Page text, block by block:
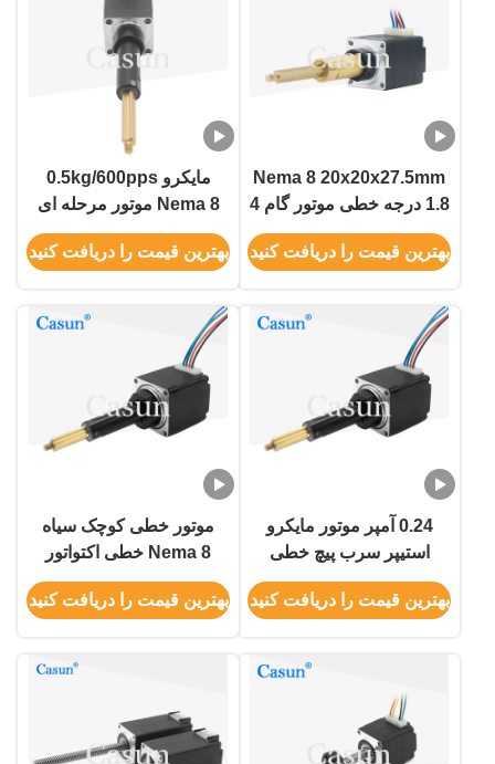
Nema 8 20x20x27.5mm
1.8 درجه خطی موتور گام 4
سیم برای تجهیزات زیبایی
بهترین قیمت را دریافت کنید
مایکرو 0.5kg/600pps
Nema 8 موتور مرحله ای
پیچ سرب خطی کنترلر برای
تجهیزات زیبایی
بهترین قیمت را دریافت کنید
0.24 آمپر موتور مایکرو
استیپر سرب پیچ خطی
محرک Tr3.5x4 برای
تجهیزات زیبایی
بهترین قیمت را دریافت کنید
موتور خطی کوچک سیاه
Nema 8 خطی اکتواتور
سرب ضربه 27.05mm برای
ماشین زیبایی
بهترین قیمت را دریافت کنید